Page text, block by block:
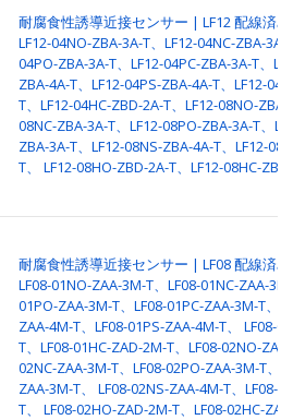
耐腐食性誘導近接センサー | LF12 配線済
LF12-04NO-ZBA-3A-T、LF12-04NC-ZBA-3A-
04PO-ZBA-3A-T、LF12-04PC-ZBA-3A-T、
ZBA-4A-T、LF12-04PS-ZBA-4A-T、LF12-
T、LF12-04HC-ZBD-2A-T、LF12-08NO-ZBA-
08NC-ZBA-3A-T、LF12-08PO-ZBA-3A-T、
ZBA-3A-T、LF12-08NS-ZBA-4A-T、LF12-
T、 LF12-08HO-ZBD-2A-T、LF12-08HC-
耐腐食性誘導近接センサー | LF08 配線済
LF08-01NO-ZAA-3M-T、LF08-01NC-ZAA-
01PO-ZAA-3M-T、LF08-01PC-ZAA-3M-T、
ZAA-4M-T、LF08-01PS-ZAA-4M-T、 LF08-
T、LF08-01HC-ZAD-2M-T、LF08-02NO-
02NC-ZAA-3M-T、LF08-02PO-ZAA-3M-T、
ZAA-3M-T、 LF08-02NS-ZAA-4M-T、LF08-
T、 LF08-02HO-ZAD-2M-T、LF08-02HC-